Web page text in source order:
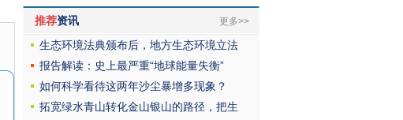
推荐资讯 更多>>
生态环境法典颁布后，地方生态环境立法
报告解读：史上最严重“地球能量失衡”
如何科学看待这两年沙尘暴增多现象？
拓宽绿水青山转化金山银山的路径，把生